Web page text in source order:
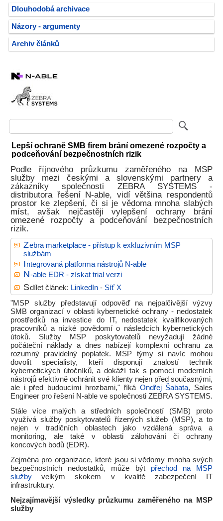
Dlouhodobá archivace
Názory - argumenty
Archiv článků
Lepší ochraně SMB firem brání omezené rozpočty a
podceňování bezpečnostních rizik
Podle říjnového průzkumu zaměřeného na MSP
služby mezi českými a slovenskými partnery a
zákazníky společnosti ZEBRA SYSTEMS -
distributora řešení N-able, vidí většina respondentů
prostor ke zlepšení, či si je vědoma mnoha slabých
míst, avšak nejčastěji vylepšení ochrany brání
omezené rozpočty a podceňování bezpečnostních
rizik.
Zebra marketplace - přístup k exkluzivním MSP
službám
Integrovaná platforma nástrojů N-able
N-able EDR - získat trial verzi
Sdílet článek: LinkedIn- Síť X
"MSP služby představují odpověď na nejpalčivější výzvy
SMB organizací v oblasti kybernetické ochrany - nedostatek
prostředků na investice do IT, nedostatek kvalifikovaných
pracovníků a nízké povědomí o následcích kybernetických
útoků. Služby MSP poskytovatelů nevyžadují žádné
počáteční náklady a dnes nabízejí komplexní ochranu za
rozumný pravidelný poplatek. MSP týmy si navíc mohou
dovolit specialisty, kteří disponují znalostí technik
kybernetických útočníků, a dokáží tak s pomocí moderních
nástrojů efektivně ochránit své klienty nejen před současnými,
ale i před budoucími hrozbami," říká Ondřej Šabata, Sales
Engineer pro řešení N-able ve společnosti ZEBRA SYSTEMS.
Stále více malých a středních společností (SMB) proto
využívá služby poskytovatelů řízených služeb (MSP), a to
nejen v tradičních oblastech jako vzdálená správa a
monitoring, ale také v oblasti zálohování či ochrany
koncových bodů (EDR).
Zejména pro organizace, které jsou si vědomy mnoha svých
bezpečnostních nedostatků, může být přechod na MSP
služby velkým skokem v kvalitě zabezpečení IT
infrastruktury.
Nejzajímavější výsledky průzkumu zaměřeného na MSP
služby